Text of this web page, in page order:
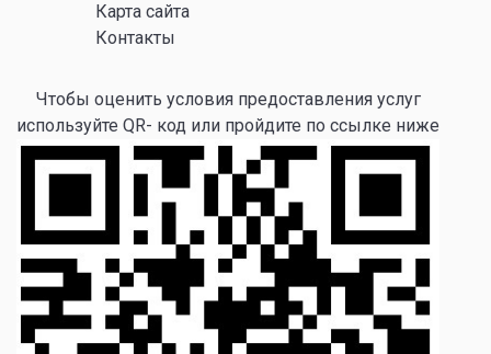
Карта сайта
Контакты
Чтобы оценить условия предоставления услуг
используйте QR- код или пройдите по ссылке ниже